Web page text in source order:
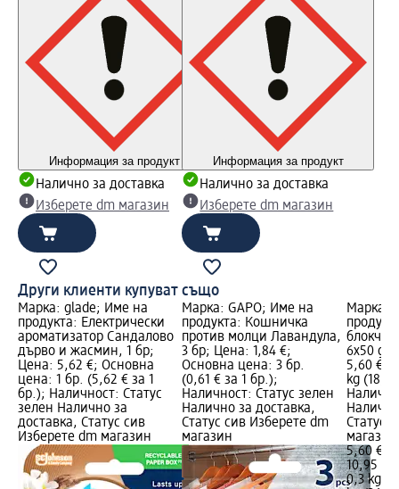
Информация за продукт
Налично за доставка
Изберете dm магазин
Информация за продукт
Налично за доставка
Изберете dm магазин
Други клиенти купуват също
Марка: glade; Име на
продукта: Електрически
ароматизатор Сандалово
дърво и жасмин, 1 бр;
Цена: 5,62 €; Основна
цена: 1 бр. (5,62 € за 1
бр.); Наличност: Статус
зелен Налично за
доставка, Статус сив
Изберете dm магазин
Марка: GAPO; Име на
продукта: Кошничка
против молци Лавандула,
3 бр; Цена: 1,84 €;
Основна цена: 3 бр.
(0,61 € за 1 бр.);
Наличност: Статус зелен
Налично за доставка,
Статус сив Изберете dm
магазин
Марка:
блокче
6x50 g,
5,60 €;
kg
Статус
магазин
5,60 €
10,95 лв.
0,3 kg